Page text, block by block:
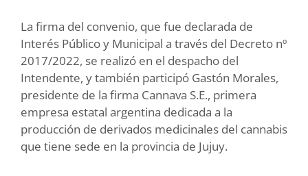
La firma del convenio, que fue declarada de
Interés Público y Municipal a través del Decreto nº
2017/2022, se realizó en el despacho del
Intendente, y también participó Gastón Morales,
presidente de la firma Cannava S.E., primera
empresa estatal argentina dedicada a la
producción de derivados medicinales del cannabis
que tiene sede en la provincia de Jujuy.